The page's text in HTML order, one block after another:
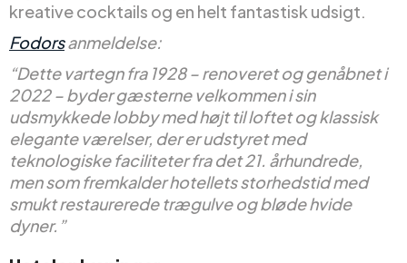
kreative cocktails og en helt fantastisk udsigt.
Fodorsanmeldelse:
“Dette vartegn fra 1928 – renoveret og genåbnet i
2022 – byder gæsterne velkommen i sin
udsmykkede lobby med højt til loftet og klassisk
elegante værelser, der er udstyret med
teknologiske faciliteter fra det 21. århundrede,
men som fremkalder hotellets storhedstid med
smukt restaurerede trægulve og bløde hvide
dyner.”